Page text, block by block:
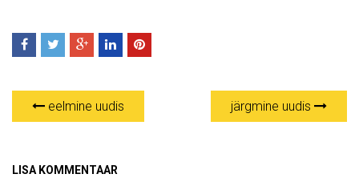
eelmine uudis järgmine uudis
LISA KOMMENTAAR